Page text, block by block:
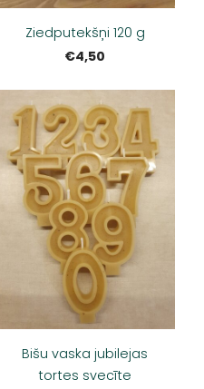
Ziedputekšņi 120 g
€4,50
Bišu vaska jubilejas
tortes svecīte